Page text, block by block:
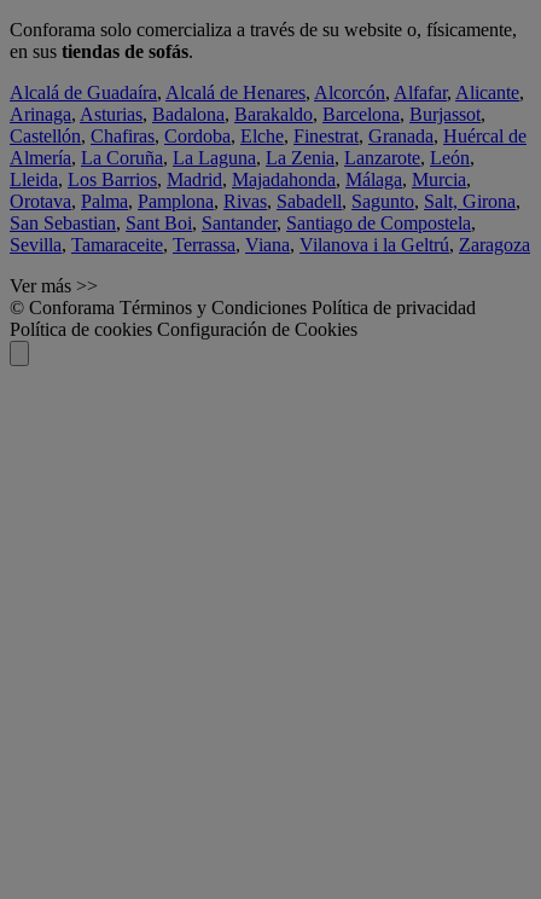
Conforama solo comercializa a través de su website o, físicamente,
en sus tiendas de sofás.
Alcalá de Guadaíra, Alcalá de Henares, Alcorcón, Alfafar, Alicante,
Arinaga, Asturias, Badalona, Barakaldo, Barcelona, Burjassot,
Castellón, Chafiras, Cordoba, Elche, Finestrat, Granada, Huércal de
Almería, La Coruña, La Laguna, La Zenia, Lanzarote, León,
Lleida, Los Barrios, Madrid, Majadahonda, Málaga, Murcia,
Orotava, Palma, Pamplona, Rivas, Sabadell, Sagunto, Salt, Girona,
San Sebastian, Sant Boi, Santander, Santiago de Compostela,
Sevilla, Tamaraceite, Terrassa, Viana, Vilanova i la Geltrú, Zaragoza
Ver más >>
© Conforama Términos y Condiciones Política de privacidad
Política de cookies Configuración de Cookies